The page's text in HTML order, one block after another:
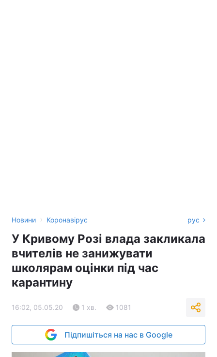
Новини › Коронавірус рус
У Кривому Розі влада закликала
вчителів не занижувати
школярам оцінки під час
карантину
16:02, 05.05.20 1 хв. 1081
Підпишіться на нас в Google